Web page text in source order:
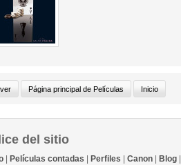
del sitio
Películas contadas Perfiles Canon Blog